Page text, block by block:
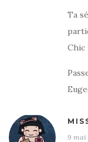
Ta
Chic
9 mai